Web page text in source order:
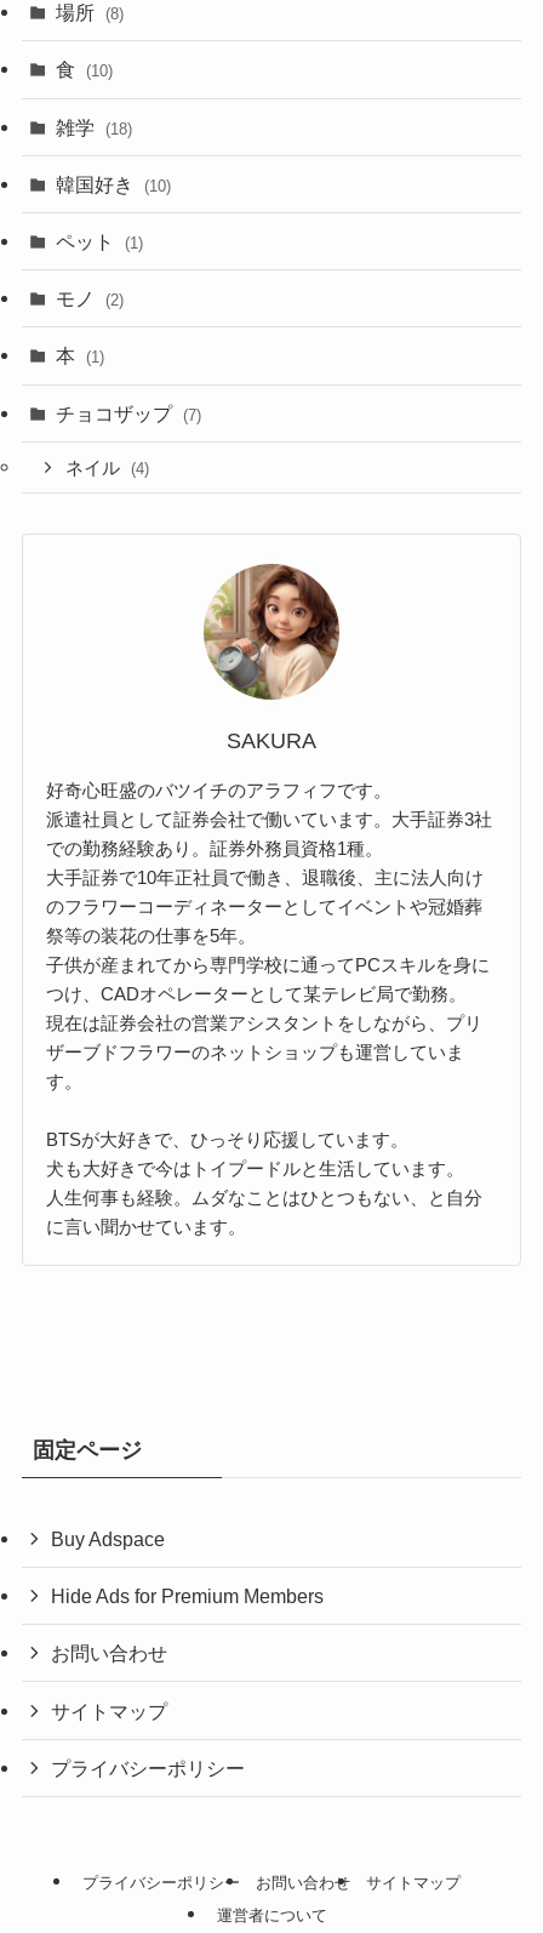
場所 (8)
食 (10)
雑学 (18)
韓国好き (10)
ペット (1)
モノ (2)
本 (1)
チョコザップ (7)
ネイル (4)
SAKURA
好奇心旺盛のバツイチのアラフィフです。
派遣社員として証券会社で働いています。大手証券3社
での勤務経験あり。証券外務員資格1種。
大手証券で10年正社員で働き、退職後、主に法人向け
のフラワーコーディネーターとしてイベントや冠婚葬
祭等の装花の仕事を5年。
子供が産まれてから専門学校に通ってPCスキルを身に
つけ、CADオペレーターとして某テレビ局で勤務。
現在は証券会社の営業アシスタントをしながら、プリ
ザーブドフラワーのネットショップも運営していま
す。
BTSが大好きで、ひっそり応援しています。
犬も大好きで今はトイプードルと生活しています。
人生何事も経験。ムダなことはひとつもない、と自分
に言い聞かせています。
固定ページ
Buy Adspace
Hide Ads for Premium Members
お問い合わせ
サイトマップ
プライバシーポリシー
プライバシーポリシー お問い合わせ
サイトマップ
運営者について